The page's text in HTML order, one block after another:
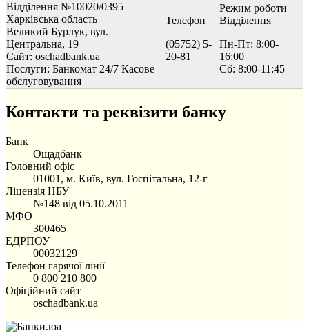
Відділення №10020/0395
Харківська область
Великий Бурлук, вул.
Центральна, 19
Сайт: oschadbank.ua
Послуги: Банкомат 24/7 Касове
обслуговування
Телефон
(05752) 5-
20-81
Режим роботи
Відділення
Пн-Пт: 8:00-
16:00
Сб: 8:00-11:45
Контакти та реквізити банку
Банк
Ощадбанк
Головний офіс
01001, м. Київ, вул. Госпітальна, 12-г
Ліцензія НБУ
№148 від 05.10.2011
МФО
300465
ЕДРПОУ
00032129
Телефон гарячої лінії
0 800 210 800
Офіційний сайт
oschadbank.ua